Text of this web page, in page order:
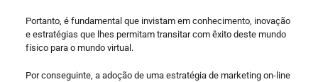
Portanto, é fundamental que invistam em conhecimento, inovação
e estratégias que lhes permitam transitar com êxito deste mundo
físico para o mundo virtual.
Por conseguinte, a adoção de uma estratégia de marketing on-line